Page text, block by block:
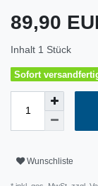
89,90
Inhalt 1 Stück
Sofort
Wunschliste